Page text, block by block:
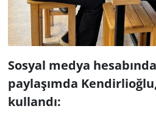
Sosyal medya
paylaşımda
kullandı: